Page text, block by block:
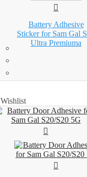
Battery Adhesive
Sticker for Sam Gal
Ultra Premiuma
Wishlist